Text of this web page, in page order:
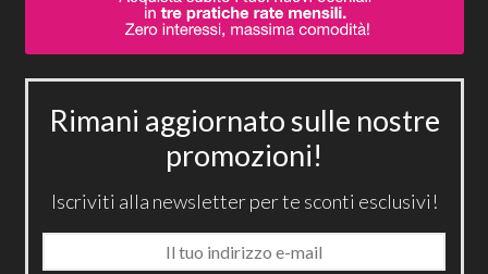
Rimani aggiornato sulle nostre
promozioni!
Iscriviti alla newsletter per te sconti esclusivi!